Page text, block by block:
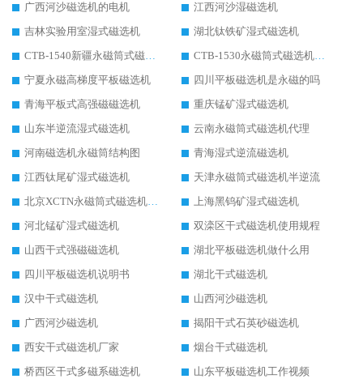
广西河沙磁选机的电机
江西河沙湿磁选机
吉林实验用室湿式磁选机
湖北钛铁矿湿式磁选机
CTB-1540新疆永磁筒式磁选机
CTB-1530永磁筒式磁选机代理商
宁夏永磁高梯度平板磁选机
四川平板磁选机是永磁的吗
青海平板式高强磁磁选机
重庆锰矿湿式磁选机
山东半逆流湿式磁选机
云南永磁筒式磁选机代理
河南磁选机永磁筒结构图
青海湿式逆流磁选机
江西钛尾矿湿式磁选机
天津永磁筒式磁选机半逆流
北京XCTN永磁筒式磁选机磁块位置
上海黑钨矿湿式磁选机
河北锰矿湿式磁选机
双滦区干式磁选机使用规程
山西干式强磁磁选机
湖北平板磁选机做什么用
四川平板磁选机说明书
湖北干式磁选机
汉中干式磁选机
山西河沙磁选机
广西河沙磁选机
揭阳干式石英砂磁选机
西安干式磁选机厂家
烟台干式磁选机
桥西区干式多磁系磁选机
山东平板磁选机工作视频